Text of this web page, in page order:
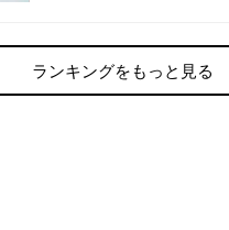
ランキングをもっと見る